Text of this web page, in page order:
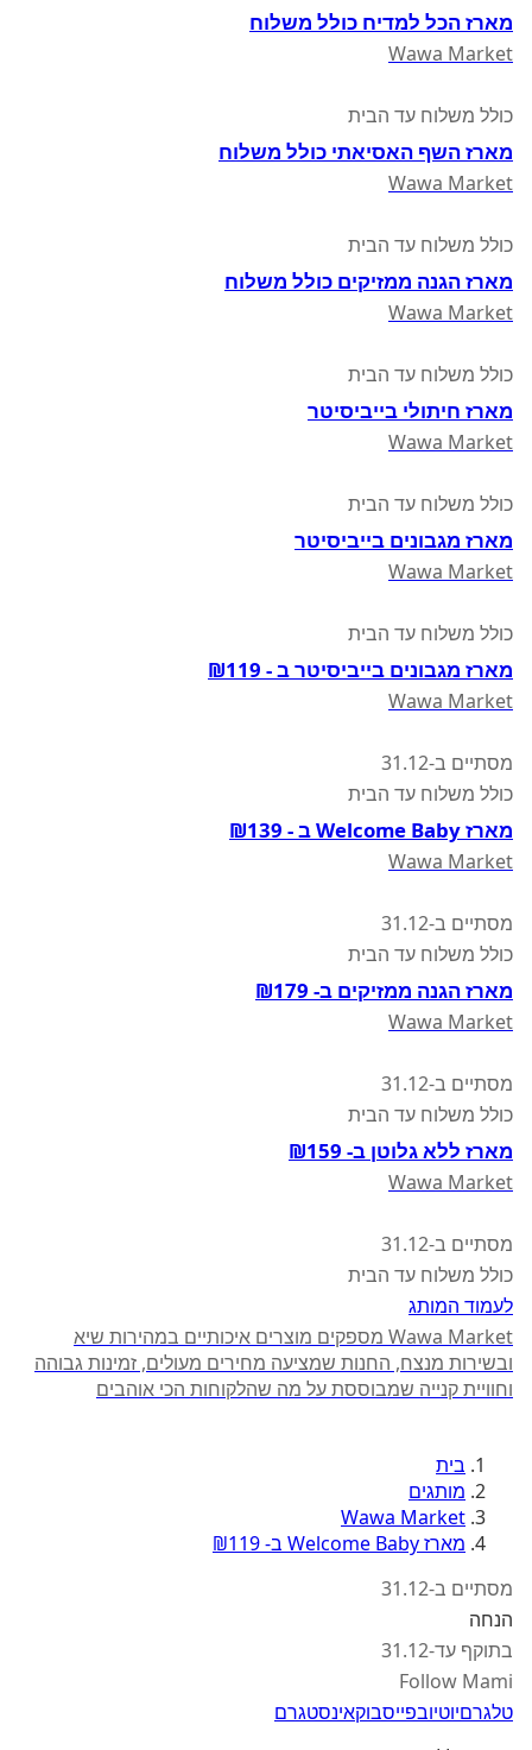
מארז הכל למדיח כולל משלוח
Wawa Market
כולל משלוח עד הבית
מארז השף האסיאתי כולל משלוח
Wawa Market
כולל משלוח עד הבית
מארז הגנה ממזיקים כולל משלוח
Wawa Market
כולל משלוח עד הבית
מארז חיתולי בייביסיטר
Wawa Market
כולל משלוח עד הבית
מארז מגבונים בייביסיטר
Wawa Market
כולל משלוח עד הבית
מארז מגבונים בייביסיטר ב - ₪119
Wawa Market
מסתיים ב-31.12
כולל משלוח עד הבית
מארז Welcome Baby ב - ₪139
Wawa Market
מסתיים ב-31.12
כולל משלוח עד הבית
מארז הגנה ממזיקים ב- ₪179
Wawa Market
מסתיים ב-31.12
כולל משלוח עד הבית
מארז ללא גלוטן ב- ₪159
Wawa Market
מסתיים ב-31.12
כולל משלוח עד הבית
לעמוד המותג
Wawa Market מספקים מוצרים איכותיים במהירות שיא
ובשירות מנצח, החנות שמציעה מחירים מעולים, זמינות גבוהה
וחוויית קנייה שמבוססת על מה שהלקוחות הכי אוהבים
בית
מותגים
Wawa Market
מארז Welcome Baby ב- ₪119
מסתיים ב-31.12
הנחה
בתוקף עד-31.12
Follow Mami
טלגרםיוטיובפייסבוקאינסטגרם